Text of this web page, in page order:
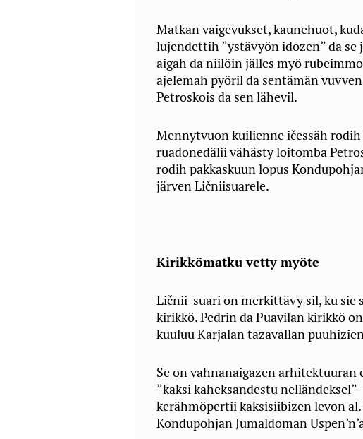
Matkan vaigevukset, kaunehuot,
lujendettih ”ystävyön idozen” da
aigah da niilöin jälles myö
ajelemah pyöril da sentämän
Petroskois da sen lähevil.
Mennytvuon kuilienne ičessäh
ruadonedälii vähästy loitomba
rodih pakkaskuun lopus
järven Ličniisuarele.
Kirikkömatku vetty myöte
Ličnii-suari on merkittävy sil, ku sie
kirikkö. Pedrin da Puavilan kirikkö
kuuluu Karjalan tazavallan
Se on vahnanaigazen
”kaksi kaheksandestu
kerähmöpertii kaksisiibizen levon
Kondupohjan Jumaldoman